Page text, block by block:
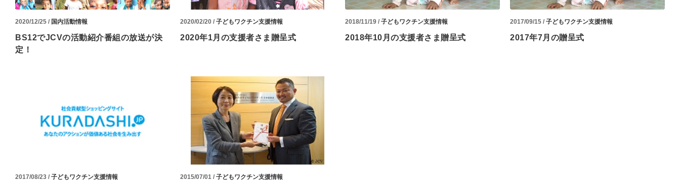
2020/12/25 / 国内活動情報
BS12でJCVの活動紹介番組の放送が決
定！
2020/02/20 / 子どもワクチン支援情報
2020年1月の支援者さま贈呈式
2018/11/19 / 子どもワクチン支援情報
2018年10月の支援者さま贈呈式
2017/09/15 / 子どもワクチン支援情報
2017年7月の贈呈式
2017/08/23 / 子どもワクチン支援情報 2015/07/01 / 子どもワクチン支援情報